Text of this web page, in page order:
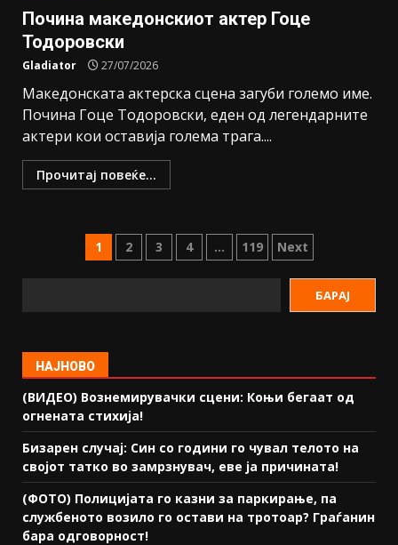
Почина македонскиот актер Гоце
Тодоровски
Gladiator 27/07/2026
Македонската актерска сцена загуби големо име.
Почина Гоце Тодоровски, еден од легендарните
актери кои оставија голема трага....
Прочитај повеќе...
1 2 3 4 … 119 Next
БАРАЈ
НАЈНОВО
(ВИДЕО) Вознемирувачки сцени: Коњи бегаат од
огнената стихија!
Бизарен случај: Син со години го чувал телото на
својот татко во замрзнувач, еве ја причината!
(ФОТО) Полицијата го казни за паркирање, па
службеното возило го остави на тротоар? Граѓанин
бара одговорност!